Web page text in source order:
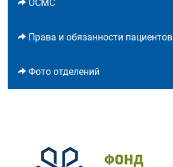
ОСМС
Права и обязанности пациентов
Фото отделений